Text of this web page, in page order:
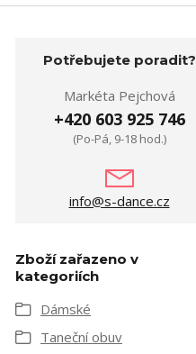
Potřebujete poradit?
Markéta Pejchová
+420 603 925 746
(Po-Pá, 9-18 hod.)
info@s-dance.cz
Zboží zařazeno v
kategoriích
Dámské
Taneční obuv